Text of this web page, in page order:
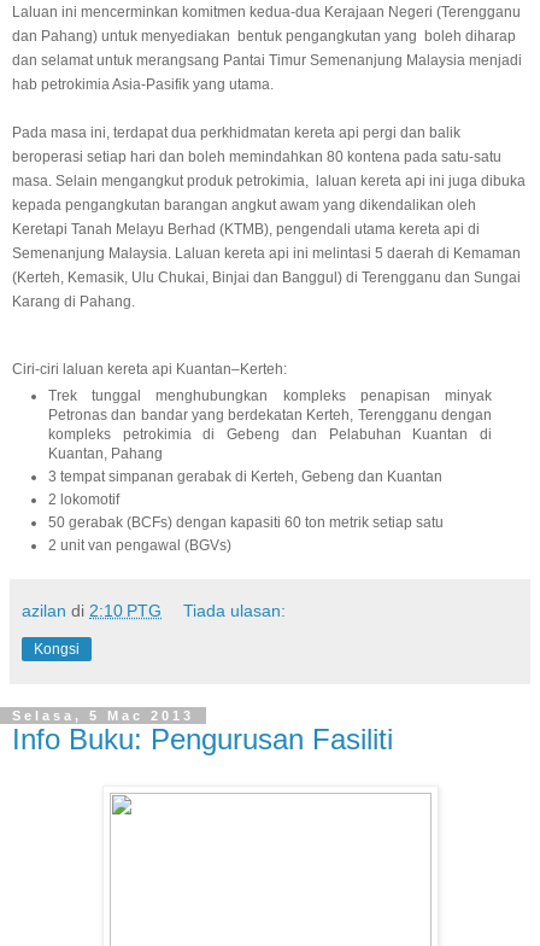
Laluan ini mencerminkan komitmen kedua-dua Kerajaan Negeri (Terengganu
dan Pahang) untuk menyediakan bentuk pengangkutan yang boleh diharap
dan selamat untuk merangsang Pantai Timur Semenanjung Malaysia menjadi
hab petrokimia Asia-Pasifik yang utama.
Pada masa ini, terdapat dua perkhidmatan kereta api pergi dan balik
beroperasi setiap hari dan boleh memindahkan 80 kontena pada satu-satu
masa. Selain mengangkut produk petrokimia, laluan kereta api ini juga dibuka
kepada pengangkutan barangan angkut awam yang dikendalikan oleh
Keretapi Tanah Melayu Berhad (KTMB), pengendali utama kereta api di
Semenanjung Malaysia. Laluan kereta api ini melintasi 5 daerah di Kemaman
(Kerteh, Kemasik, Ulu Chukai, Binjai dan Banggul) di Terengganu dan Sungai
Karang di Pahang.
Ciri-ciri laluan kereta api Kuantan–Kerteh:
Trek tunggal menghubungkan kompleks penapisan minyak
Petronas dan bandar yang berdekatan Kerteh, Terengganu dengan
kompleks petrokimia di Gebeng dan Pelabuhan Kuantan di
Kuantan, Pahang
3 tempat simpanan gerabak di Kerteh, Gebeng dan Kuantan
2 lokomotif
50 gerabak (BCFs) dengan kapasiti 60 ton metrik setiap satu
2 unit van pengawal (BGVs)
azilan di 2:10 PTG Tiada ulasan:
Kongsi
Selasa, 5 Mac 2013
Info Buku: Pengurusan Fasiliti